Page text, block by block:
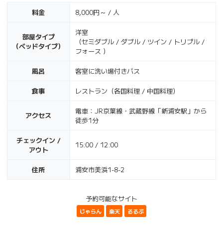
料金 8,000円～ / 人
部屋タイプ
（ベッドタイプ）
洋室
（セミダブル / ダブル / ツイン / トリプル /
フォース ）
風呂 客室に洗い場付きバス
食事 レストラン（各国料理 / 中国料理）
アクセス
電車：JR京葉線・武蔵野線「新浦安駅」から
徒歩1分
チェックイン /
アウト
15:00 / 12:00
住所 浦安市美浜1-8-2
予約可能なサイト
じゃらん 楽天 るるぶ